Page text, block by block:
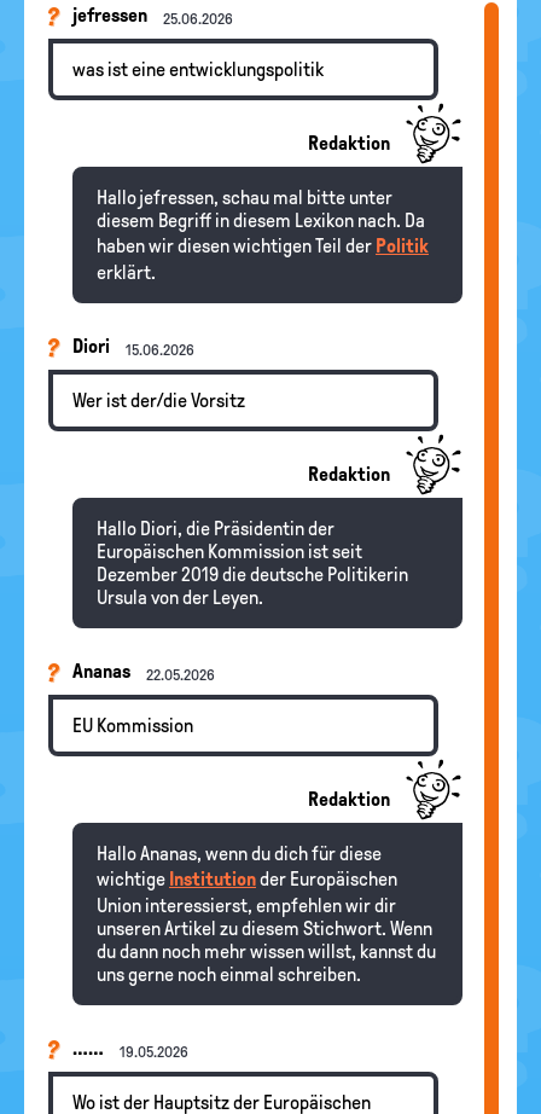
jefressen 25.06.2026
was ist eine entwicklungspolitik
Redaktion
Hallo jefressen, schau mal bitte unter
diesem Begriff in diesem Lexikon nach. Da
haben wir diesen wichtigen Teil der Politik
erklärt.
Diori 15.06.2026
Wer ist der/die Vorsitz
Redaktion
Hallo Diori, die Präsidentin der
Europäischen Kommission ist seit
Dezember 2019 die deutsche Politikerin
Ursula von der Leyen.
Ananas 22.05.2026
EU Kommission
Redaktion
Hallo Ananas, wenn du dich für diese
wichtige Institutionder Europäischen
Union interessierst, empfehlen wir dir
unseren Artikel zu diesem Stichwort. Wenn
du dann noch mehr wissen willst, kannst du
uns gerne noch einmal schreiben.
…… 19.05.2026
Wo ist der Hauptsitz der Europäischen